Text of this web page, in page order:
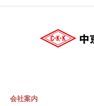
会社案内